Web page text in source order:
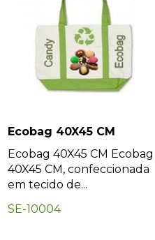
Ecobag 40X45 CM
Ecobag 40X45 CM Ecobag
40X45 CM, confeccionada
em tecido de...
SE-10004